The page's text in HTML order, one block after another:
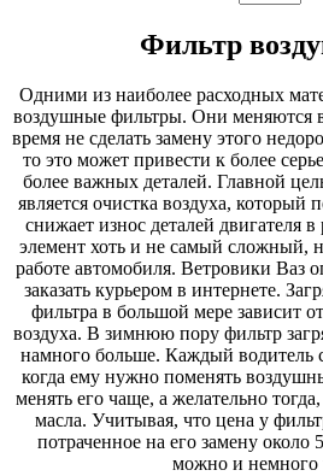
Фильтр
Одними из наиболее расходных
воздушные фильтры. Они меняются
время не сделать замену этого
то это может привести к более
более важных деталей. Главной
является очистка воздуха, который
снижает износ деталей двигателя в
элемент хоть и не самый сложный,
работе автомобиля. Ветровики Ваз
заказать курьером в интернете.
фильтра в большой мере зависит
воздуха. В зимнюю пору фильтр
намного больше. Каждый водитель
когда ему нужно поменять
менять его чаще, а желательно
масла. Учитывая, что цена у
потраченное на его замену около
можно и немного